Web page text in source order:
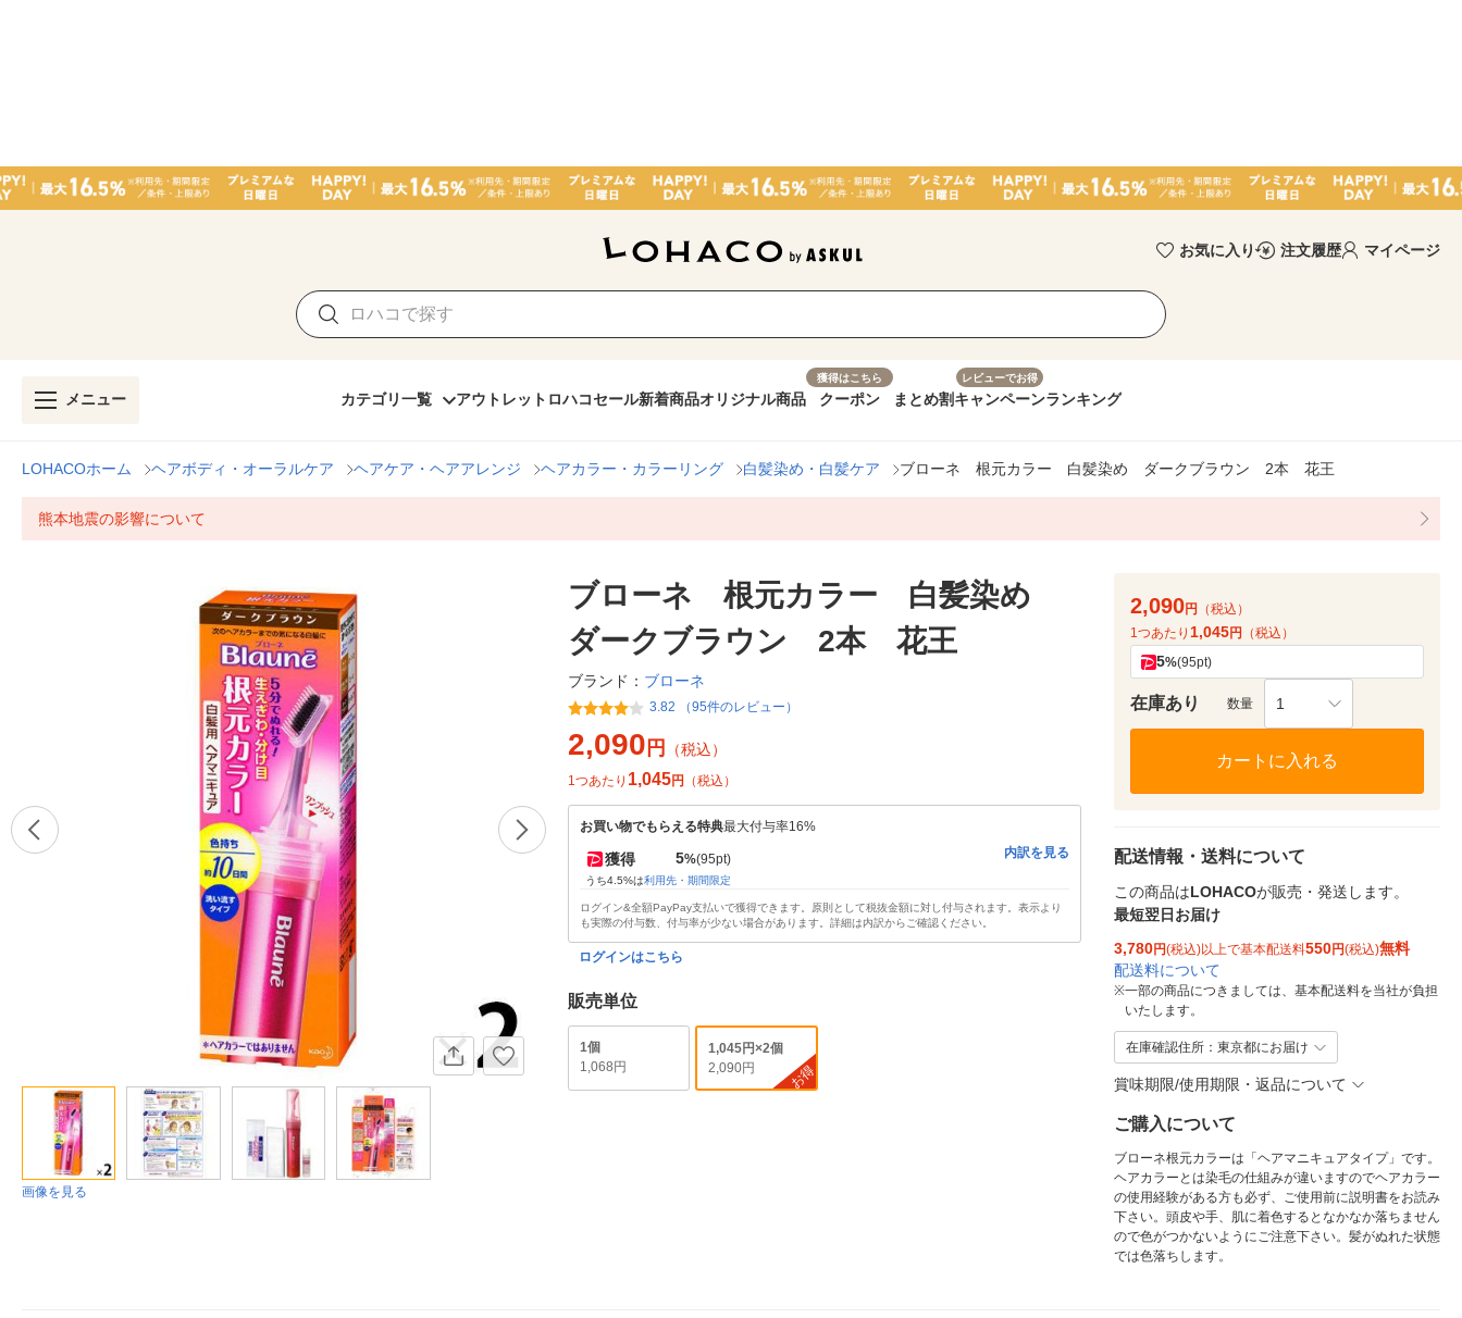
お気に入り 注文履歴 マイページ
メニュー カテゴリ一覧 アウトレット ロハコセール新着商品オリジナル商品
獲得はこちら
クーポン まとめ割
レビューでお得
キャンペーンランキング
LOHACOホーム ヘアボディ・オーラルケア ヘアケア・ヘアアレンジ ヘアカラー・カラーリング 白髪染め・白髪ケア ブローネ 根元カラー 白髪染め ダークブラウン 2本 花王
熊本地震の影響について
画像を見る
ブローネ 根元カラー 白髪染め
ダークブラウン 2本 花王
ブランド： ブローネ
3.82 （95件のレビュー）
2,090 円 （税込）
1つあたり 1,045円 （税込）
お買い物でもらえる特典最大付与率16%
獲得 5%(95pt)
うち4.5%は利用先・期間限定
内訳を見る
ログイン&全額PayPay支払いで獲得できます。原則として税抜金額に対し付与されます。表示より
も実際の付与数、付与率が少ない場合があります。詳細は内訳からご確認ください。
ログインはこちら
販売単位
1個
1,068円
1,045円×2個
2,090円
お得
2,090円
（税込）
1つあたり 1,045円 （税込）
5%(95pt)
在庫あり 数量 1
カートに入れる
配送情報・送料について
この商品はLOHACOが販売・発送します。
最短翌日お届け
3,780円(税込)以上で基本配送料550円(税込)無料
配送料について
※一部の商品につきましては、基本配送料を当社が負担
いたします。
在庫確認住所：東京都にお届け
賞味期限/使用期限・返品について
ご購入について
ブローネ根元カラーは「ヘアマニキュアタイプ」です。
ヘアカラーとは染毛の仕組みが違いますのでヘアカラー
の使用経験がある方も必ず、ご使用前に説明書をお読み
下さい。頭皮や手、肌に着色するとなかなか落ちません
ので色がつかないようにご注意下さい。髪がぬれた状態
では色落ちします。